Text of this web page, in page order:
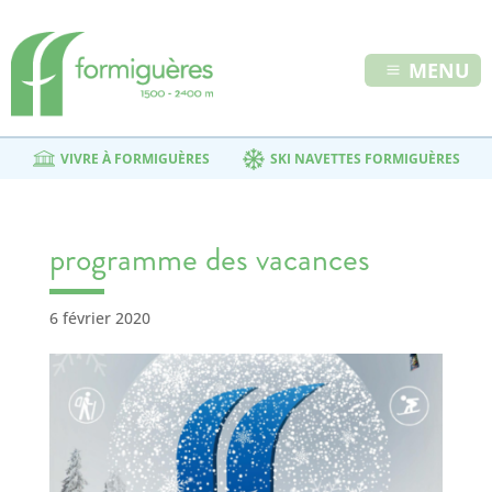
MENU
VIVRE À FORMIGUÈRES SKI NAVETTES FORMIGUÈRES
programme des vacances
6 février 2020